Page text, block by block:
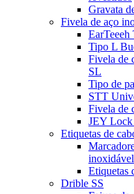
Gravata
Fivela de aço
Tipo L
Fivela de
SL
Tipo de
STT
Fivela de
JEY Lock
Etiquetas de
inoxidável
Etiquetas
Drible SS